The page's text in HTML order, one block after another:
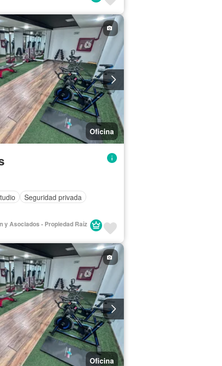
Oficina
Seguridad privada
y Asociados - Propiedad Raíz
Oficina